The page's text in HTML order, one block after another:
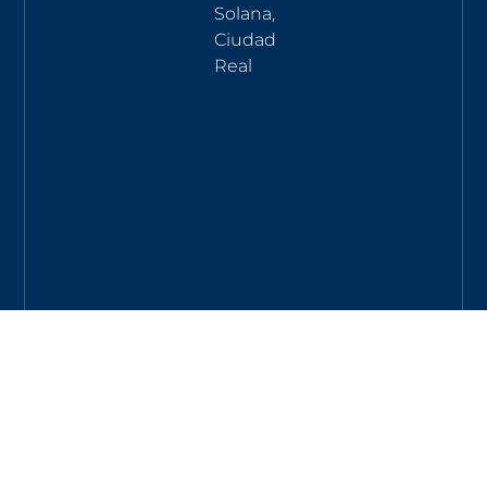
Solana,
Ciudad
Real